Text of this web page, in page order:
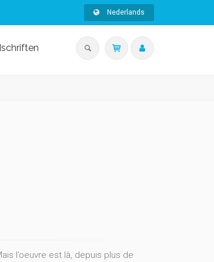
Nederlands
l’oeuvre est là, depuis plus de